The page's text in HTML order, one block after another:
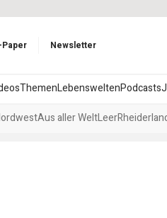
Paper Newsletter
ThemenLebensweltenPodcasts
Aus aller WeltLeer